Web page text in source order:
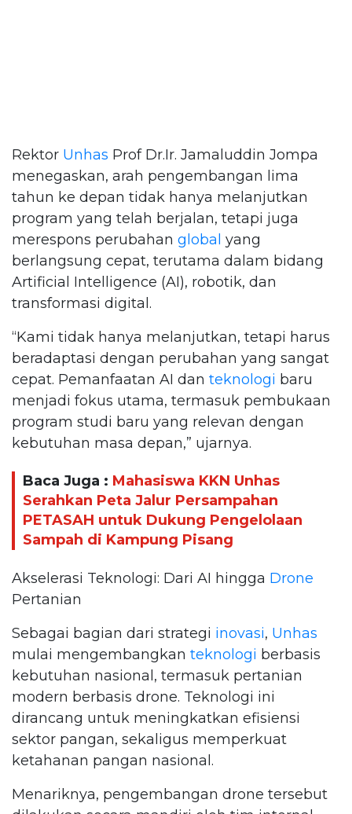
Rektor Unhas Prof Dr.Ir. Jamaluddin Jompa
menegaskan, arah pengembangan lima
tahun ke depan tidak hanya melanjutkan
program yang telah berjalan, tetapi juga
merespons perubahan global yang
berlangsung cepat, terutama dalam bidang
Artificial Intelligence (AI), robotik, dan
transformasi digital.
“Kami tidak hanya melanjutkan, tetapi harus
beradaptasi dengan perubahan yang sangat
cepat. Pemanfaatan AI dan teknologi baru
menjadi fokus utama, termasuk pembukaan
program studi baru yang relevan dengan
kebutuhan masa depan,” ujarnya.
Baca Juga : Mahasiswa KKN Unhas
Serahkan Peta Jalur Persampahan
PETASAH untuk Dukung Pengelolaan
Sampah di Kampung Pisang
Akselerasi Teknologi: Dari AI hingga Drone
Pertanian
Sebagai bagian dari strategi inovasi, Unhas
mulai mengembangkan teknologi berbasis
kebutuhan nasional, termasuk pertanian
modern berbasis drone. Teknologi ini
dirancang untuk meningkatkan efisiensi
sektor pangan, sekaligus memperkuat
ketahanan pangan nasional.
Menariknya, pengembangan drone tersebut